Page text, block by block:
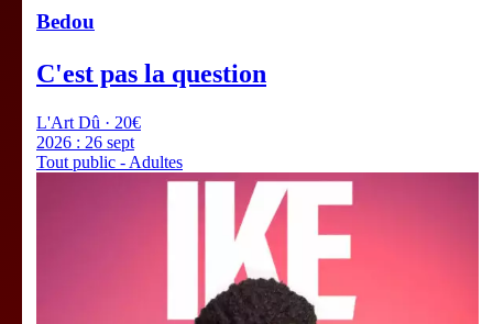
Bedou
C'est pas la question
L'Art Dû · 20€
2026 : 26 sept
Tout public - Adultes